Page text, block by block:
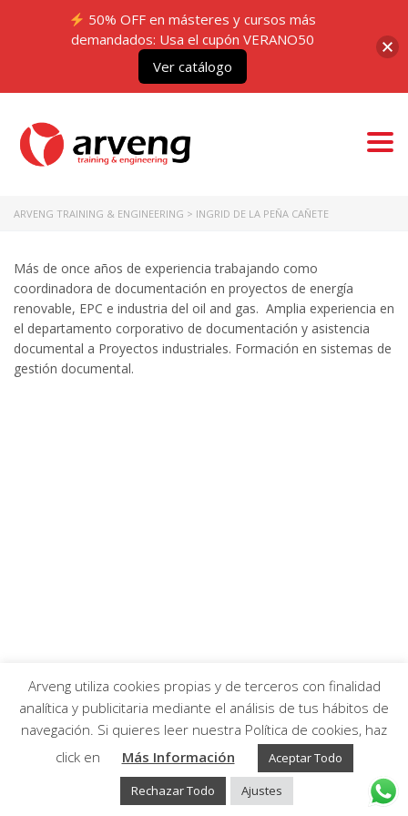
ARVENG TRAINING & ENGINEERING > INGRID DE LA PEÑA CAÑETE
Más de once años de experiencia trabajando como
coordinadora de documentación en proyectos de energía
renovable, EPC e industria del oil and gas. Amplia experiencia en
el departamento corporativo de documentación y asistencia
documental a Proyectos industriales. Formación en sistemas de
gestión documental.
Arveng Training S.L. - Copyright ©2026.
50% OFF en másteres y cursos más
demandados: Usa el cupón VERANO50
Ver catálogo
Arveng utiliza cookies propias y de terceros con finalidad
analítica y publicitaria mediante el análisis de tus hábitos de
navegación. Si quieres leer nuestra Política de cookies, haz
click en
Más Información
Aceptar Todo
Rechazar Todo
Ajustes